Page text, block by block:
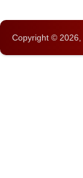
Copyright © 2026,